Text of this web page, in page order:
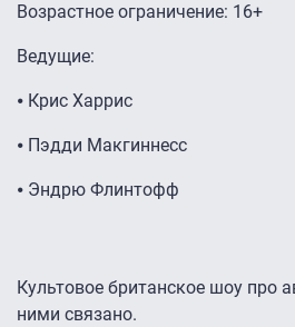
Возрастное ограничение: 16+
Ведущие:
⦁ Крис Харрис
⦁ Пэдди Макгиннесс
⦁ Эндрю Флинтофф
Культовое британское шоу про
ними связано.